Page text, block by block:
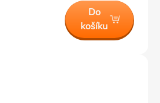
Do
košíku